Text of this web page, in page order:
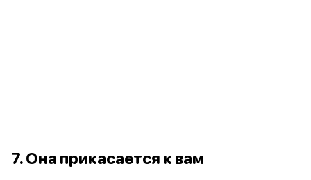
7. Она прикасается к вам